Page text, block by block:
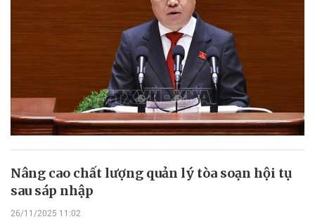
Nâng cao chất lượng quản lý tòa soạn hội tụ
sau sáp nhập
26/11/2025 11:02